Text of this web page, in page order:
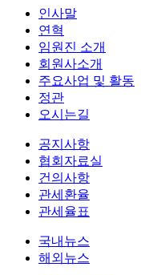
인사말
연혁
임원진 소개
회원사소개
주요사업 및 활동
정관
오시는길
공지사항
협회자료실
건의사항
관세환율
관세율표
국내뉴스
해외뉴스